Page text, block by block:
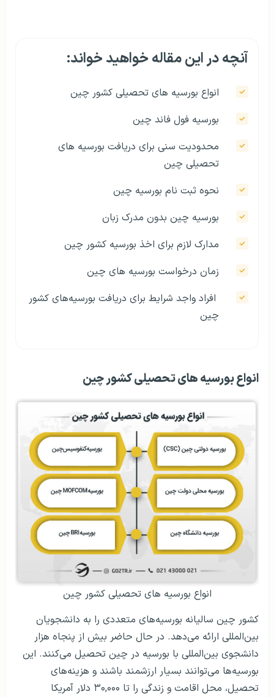
آنچه در این مقاله خواهید خواند:
انواع بورسیه های تحصیلی کشور چین
بورسیه فول فاند چین
محدودیت سنی برای دریافت بورسیه های
تحصیلی چین
نحوه ثبت نام بورسیه چین
بورسیه چین بدون مدرک زبان
مدارک لازم برای اخذ بورسیه کشور چین
زمان درخواست بورسیه های چین
افراد واجد شرایط برای دریافت بورسیه‌های کشور
چین
انواع بورسیه های تحصیلی کشور چین
انواع بورسیه های تحصیلی کشور چین
کشور چین سالیانه بورسیه‌های متعددی را به دانشجویان
بین‌المللی ارائه می‌دهد. در حال حاضر بیش از پنجاه هزار
دانشجوی بین‌المللی با بورسیه در چین تحصیل می‌کنند. این
بورسیه‌ها می‌توانند بسیار ارزشمند باشند و هزینه‌های
تحصیل، محل اقامت و زندگی را تا ۳۰,۰۰۰ دلار آمریکا